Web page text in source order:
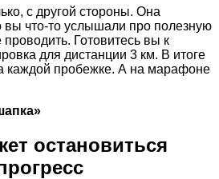
с другой стороны. Она
вы что-то услышали про полезную
Готовитесь вы к
для дистанции 3 км. В итоге
каждой пробежке. А на марафоне
остановиться